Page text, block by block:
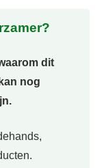
dit
nog